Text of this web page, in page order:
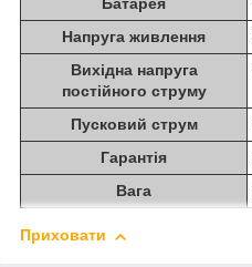
Батарея
Напруга живлення
Вихідна напруга
постійного струму
Пусковий струм
Гарантія
Вага
Приховати